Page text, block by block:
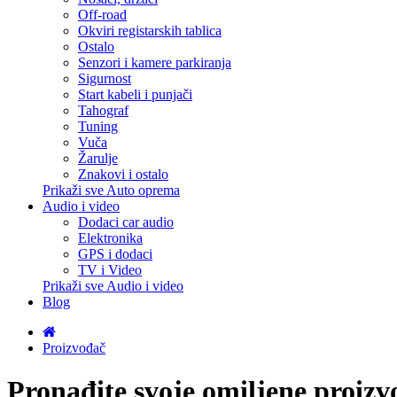
Off-road
Okviri registarskih tablica
Ostalo
Senzori i kamere parkiranja
Sigurnost
Start kabeli i punjači
Tahograf
Tuning
Vuča
Žarulje
Znakovi i ostalo
Prikaži sve Auto oprema
Audio i video
Dodaci car audio
Elektronika
GPS i dodaci
TV i Video
Prikaži sve Audio i video
Blog
Proizvođač